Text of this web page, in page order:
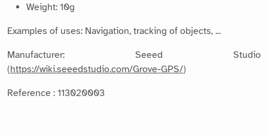
Weight: 10g
Examples of uses: Navigation, tracking of objects, ...
Manufacturer: Seeed Studio
(https://wiki.seeedstudio.com/Grove-GPS/)
Reference : 113020003